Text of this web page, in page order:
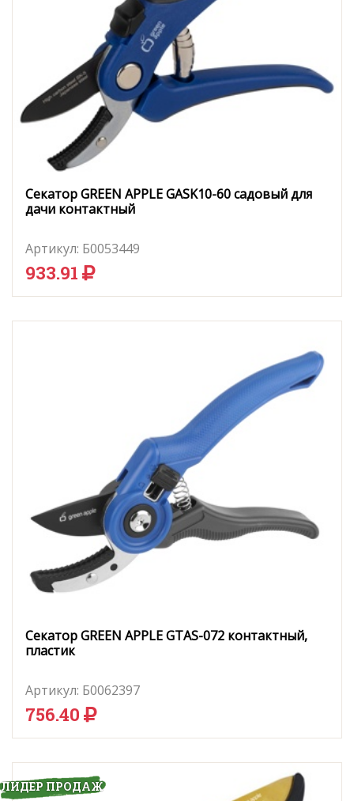
Секатор GREEN APPLE GASK10-60 садовый для
дачи контактный
Артикул: Б0053449
933.91
Секатор GREEN APPLE GTAS-072 контактный,
пластик
Артикул: Б0062397
756.40
ЛИДЕР ПРОДАЖ